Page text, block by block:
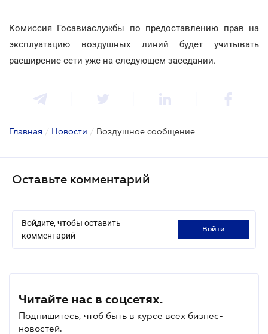
Комиссия Госавиаслужбы по предоставлению прав на
эксплуатацию воздушных линий будет учитывать
расширение сети уже на следующем заседании.
Главная / Новости / Воздушное сообщение
Оставьте комментарий
Войдите, чтобы оставить
комментарий
войти
Читайте нас в соцсетях.
Подпишитесь, чтоб быть в курсе всех бизнес-
новостей.